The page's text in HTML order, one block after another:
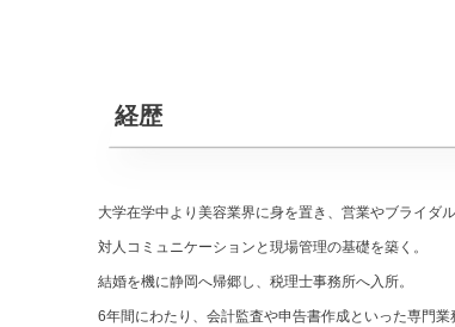
経歴
大学在学中より美容業界に身を置き、営業やブライダ
対人コミュニケーションと現場管理の基礎を築く。
結婚を機に静岡へ帰郷し、税理士事務所へ入所。
6年間にわたり、会計監査や申告書作成といった専門